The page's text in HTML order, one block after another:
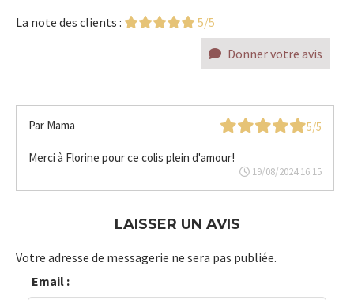
La note des clients :
5/5
Donner votre avis
5/5
Par Mama
Merci à Florine pour ce colis plein d'amour!
19/08/2024 16:15
LAISSER UN AVIS
Votre adresse de messagerie ne sera pas publiée.
Email :